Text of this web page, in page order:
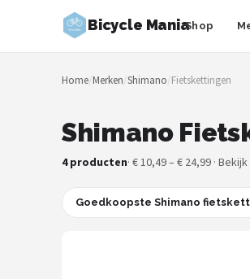
Bicycle ManiaShop
Zoeken
NAVIGATIE
Merken
Home/Merken/Shimano/Fietskettingen
Shimano
4 producten· € 10,49 – € 24,99 ·
Goedkoopste Shimano